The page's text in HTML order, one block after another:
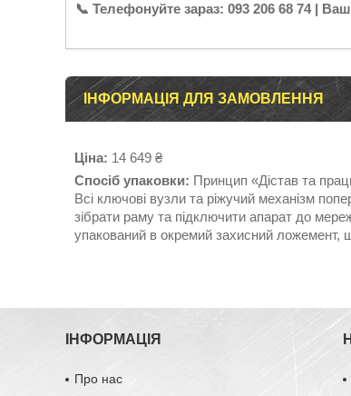
📞 Телефонуйте зараз: 093 206 68 74 |
ІНФОРМАЦІЯ ДЛЯ ЗАМОВЛЕННЯ
Ціна: 14 649 ₴
Спосіб упаковки: Принцип «Дістав та
Всі ключові вузли та ріжучий механізм
зібрати раму та підключити апарат до
упакований в окремий захисний ложемент,
ІНФОРМАЦІЯ
Про нас